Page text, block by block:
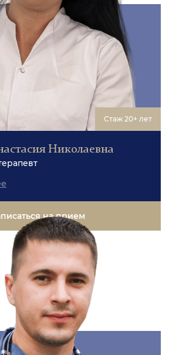
Стаж 20+ лет
Николаевна
на прием